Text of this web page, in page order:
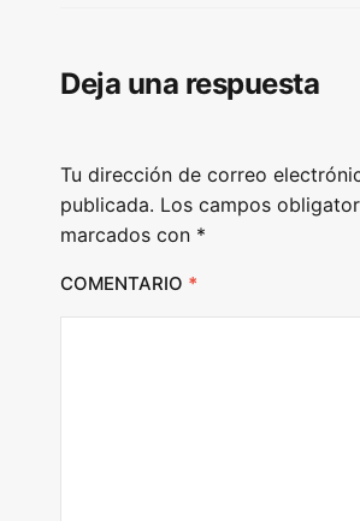
a
r
Deja una respuesta
Tu dirección de correo
publicada. Los campos
marcados con *
COMENTARIO *